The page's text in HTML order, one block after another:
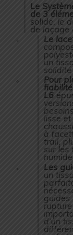
Le
de 3
solide, le
de laçage
Le
un
Pour
L6
lisse
à
trail,
sur les
Les
un
guides
d’un